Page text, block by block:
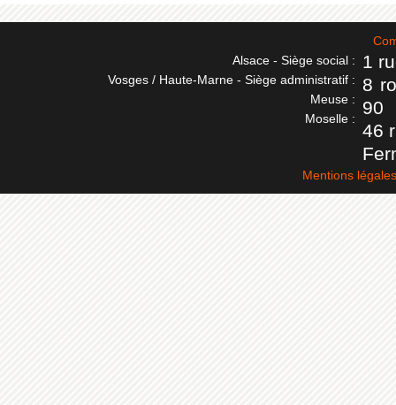
Alsace - Siège social :
Vosges / Haute-Marne - Siège administratif :
Meuse :
Moselle :
1
8
90
46
Mentions légales